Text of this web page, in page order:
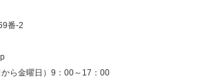
番-2
ら金曜日）9：00～17：00